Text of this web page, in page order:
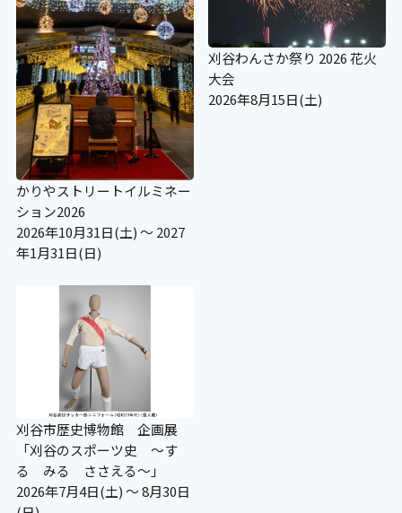
かりやストリートイルミネー
ション2026
2026年10月31日(土) ～ 2027
年1月31日(日)
刈谷わんさか祭り 2026 花火
大会
2026年8月15日(土)
刈谷市歴史博物館 企画展
「刈谷のスポーツ史 ～す
る みる ささえる～」
2026年7月4日(土) ～ 8月30日